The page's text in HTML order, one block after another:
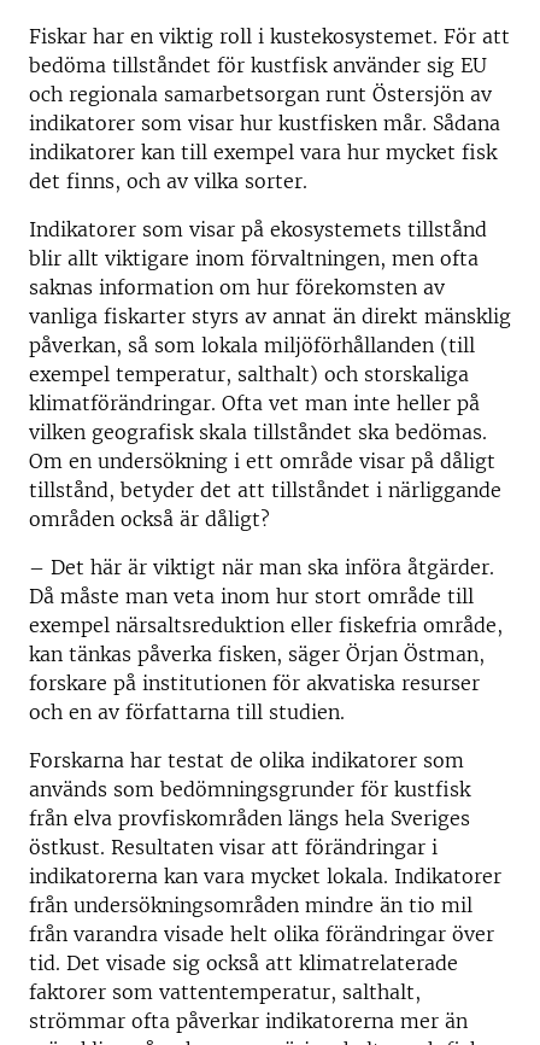
Fiskar har en viktig roll i kustekosystemet. För att
bedöma tillståndet för kustfisk använder sig EU
och regionala samarbetsorgan runt Östersjön av
indikatorer som visar hur kustfisken mår. Sådana
indikatorer kan till exempel vara hur mycket fisk
det finns, och av vilka sorter.
Indikatorer som visar på ekosystemets tillstånd
blir allt viktigare inom förvaltningen, men ofta
saknas information om hur förekomsten av
vanliga fiskarter styrs av annat än direkt mänsklig
påverkan, så som lokala miljöförhållanden (till
exempel temperatur, salthalt) och storskaliga
klimatförändringar. Ofta vet man inte heller på
vilken geografisk skala tillståndet ska bedömas.
Om en undersökning i ett område visar på dåligt
tillstånd, betyder det att tillståndet i närliggande
områden också är dåligt?
– Det här är viktigt när man ska införa åtgärder.
Då måste man veta inom hur stort område till
exempel närsaltsreduktion eller fiskefria område,
kan tänkas påverka fisken, säger Örjan Östman,
forskare på institutionen för akvatiska resurser
och en av författarna till studien.
Forskarna har testat de olika indikatorer som
används som bedömningsgrunder för kustfisk
från elva provfiskområden längs hela Sveriges
östkust. Resultaten visar att förändringar i
indikatorerna kan vara mycket lokala. Indikatorer
från undersökningsområden mindre än tio mil
från varandra visade helt olika förändringar över
tid. Det visade sig också att klimatrelaterade
faktorer som vattentemperatur, salthalt,
strömmar ofta påverkar indikatorerna mer än